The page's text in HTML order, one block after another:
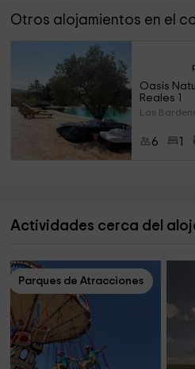
Otros alojamientos en el
Oasis
Reales 1
Las
6
Actividades cerca del
Parques de Atracciones